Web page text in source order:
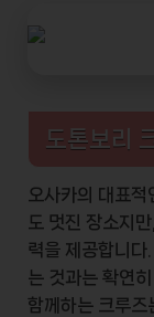
도톤보리
오사카의 대표적
도 멋진 장소지
력을 제공합니다
는 것과는 확연
함께하는 크루즈